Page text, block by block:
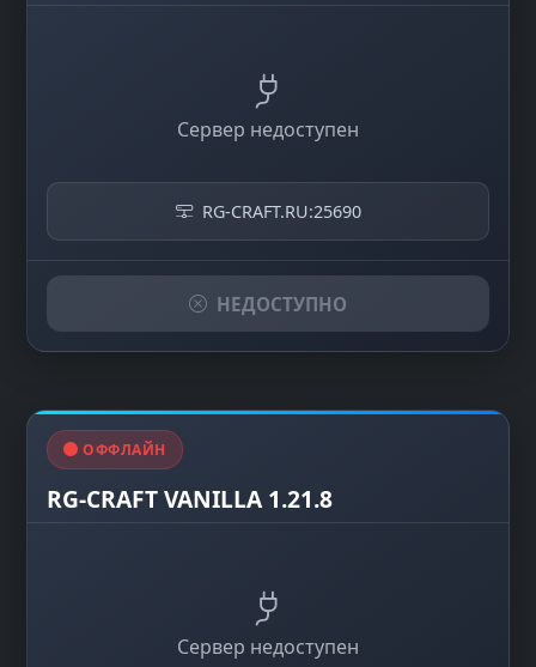
Сервер недоступен
RG-CRAFT.RU:25690
НЕДОСТУПНО
ОФФЛАЙН
RG-CRAFT VANILLA 1.21.8
Сервер недоступен